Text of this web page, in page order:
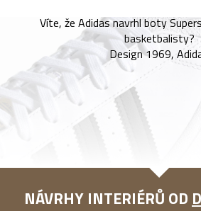
Víte, že Adidas navrhl boty
basketbalisty?
Design 1969,
NÁVRHY INTERIÉRŮ OD